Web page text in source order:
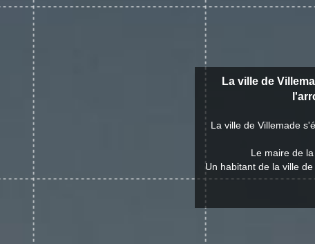
La ville de
La ville de Villemade
Le maire de
Un habitant de la ville